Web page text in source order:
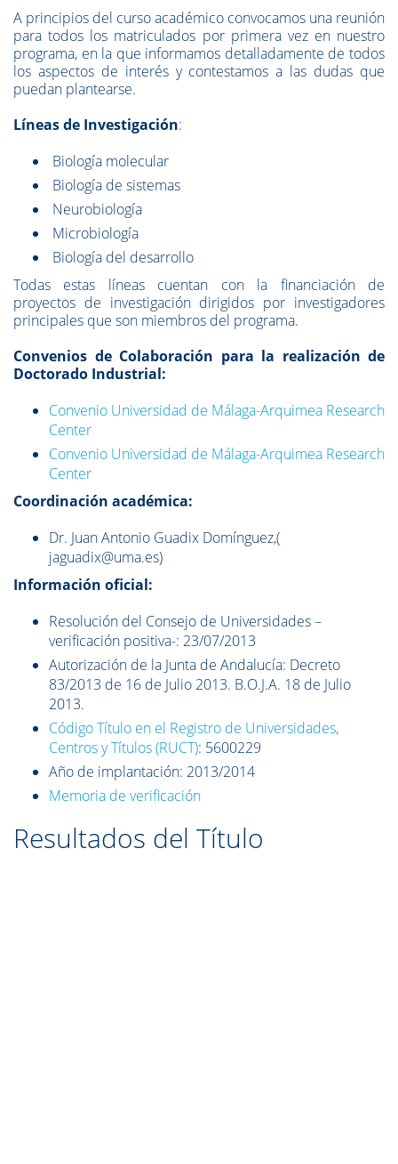
A principios del curso académico convocamos una reunión
para todos los matriculados por primera vez en nuestro
programa, en la que informamos detalladamente de todos
los aspectos de interés y contestamos a las dudas que
puedan plantearse.
Líneas de Investigación:
Biología molecular
Biología de sistemas
Neurobiología
Microbiología
Biología del desarrollo
Todas estas líneas cuentan con la financiación de
proyectos de investigación dirigidos por investigadores
principales que son miembros del programa.
Convenios de Colaboración para la realización de
Doctorado Industrial:
Convenio Universidad de Málaga-Arquimea Research
Center
Convenio Universidad de Málaga-Arquimea Research
Center
Coordinación académica:
Dr. Juan Antonio Guadix Domínguez,(
jaguadix@uma.es)
Información oficial:
Resolución del Consejo de Universidades –
verificación positiva-: 23/07/2013
Autorización de la Junta de Andalucía: Decreto
83/2013 de 16 de Julio 2013. B.O.J.A. 18 de Julio
2013.
Código Título en el Registro de Universidades,
Centros y Títulos (RUCT): 5600229
Año de implantación: 2013/2014
Memoria de verificación
Resultados del Título